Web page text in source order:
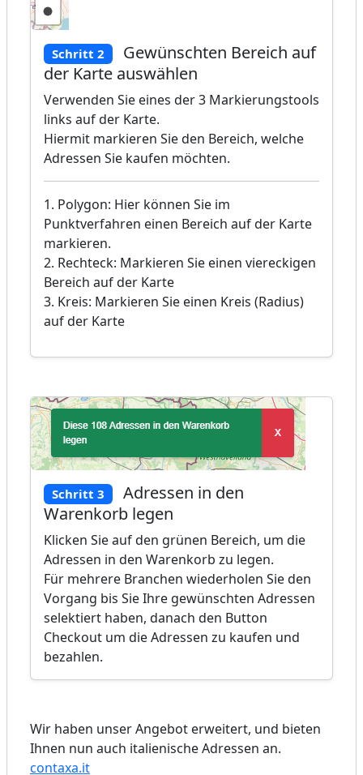
Schritt 2
Gewünschten Bereich auf
der Karte auswählen
Verwenden Sie eines der 3 Markierungstools
links auf der Karte.
Hiermit markieren Sie den Bereich, welche
Adressen Sie kaufen möchten.
1. Polygon: Hier können Sie im
Punktverfahren einen Bereich auf der Karte
markieren.
2. Rechteck: Markieren Sie einen viereckigen
Bereich auf der Karte
3. Kreis: Markieren Sie einen Kreis (Radius)
auf der Karte
Schritt 3
Adressen in den
Warenkorb legen
Klicken Sie auf den grünen Bereich, um die
Adressen in den Warenkorb zu legen.
Für mehrere Branchen wiederholen Sie den
Vorgang bis Sie Ihre gewünschten Adressen
selektiert haben, danach den Button
Checkout um die Adressen zu kaufen und
bezahlen.
Wir haben unser Angebot erweitert, und bieten
Ihnen nun auch italienische Adressen an.
contaxa.it